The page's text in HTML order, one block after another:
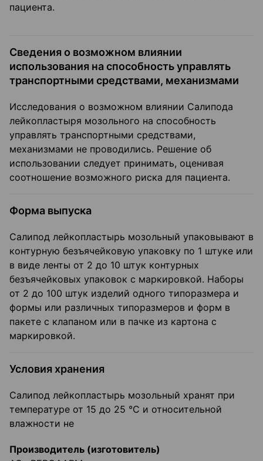
пациента.
Сведения о возможном влиянии
использования на способность управлять
транспортными средствами, механизмами
Исследования о возможном влиянии Салипода
лейкопластыря мозольного на способность
управлять транспортными средствами,
механизмами не проводились. Решение об
использовании следует принимать, оценивая
соотношение возможного риска для пациента.
Форма выпуска
Салипод лейкопластырь мозольный упаковывают в
контурную безъячейковую упаковку по 1 штуке или
в виде ленты от 2 до 10 штук контурных
безъячейковых упаковок с маркировкой. Наборы
от 2 до 100 штук изделий одного типоразмера и
формы или различных типоразмеров и форм в
пакете с клапаном или в пачке из картона с
маркировкой.
Условия хранения
Салипод лейкопластырь мозольный хранят при
температуре от 15 до 25 °С и относительной
влажности не
Производитель (изготовитель)